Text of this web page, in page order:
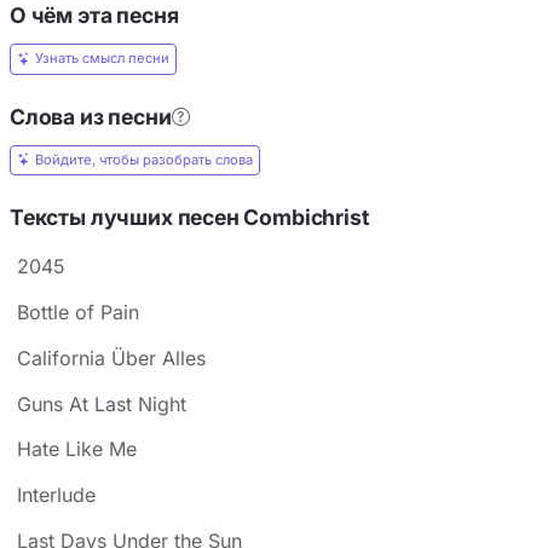
О чём эта песня
Узнать смысл песни
Слова из песни
Войдите, чтобы разобрать слова
Тексты лучших песен Combichrist
2045
Bottle of Pain
California Über Alles
Guns At Last Night
Hate Like Me
Interlude
Last Days Under the Sun